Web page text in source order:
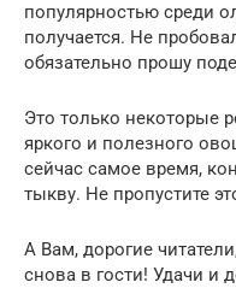
популярностью среди
получается. Не
обязательно прошу
Это только некоторые
яркого и полезного
сейчас самое время,
тыкву. Не пропустите
А Вам, дорогие
снова в гости! Удачи и